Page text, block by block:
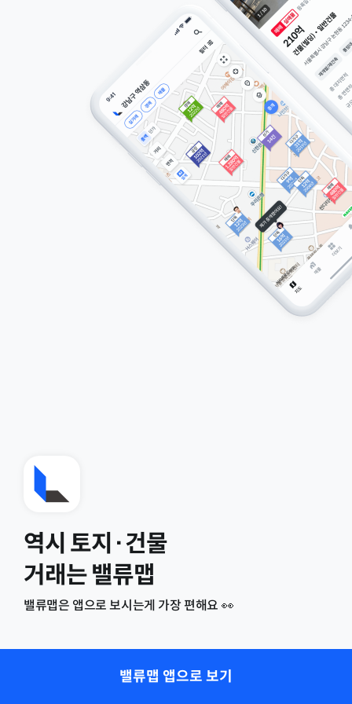
역시 토지·건물
거래는 밸류맵
밸류맵은 앱으로 보시는게 가장 편해요 👀
밸류맵 앱으로 보기